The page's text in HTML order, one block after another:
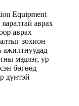
Equipment
аврах
аврах
зохион
ажилтнуудад
мэдлэг, ур
бөгөөд
дүнтэй